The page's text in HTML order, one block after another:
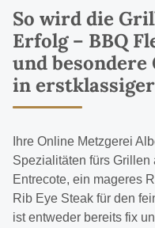
So wird die
Erfolg – BBQ
und
in
Ihre Online Metzgerei
Spezialitäten fürs
Entrecote, ein mageres
Rib Eye Steak für den
ist entweder bereits fix